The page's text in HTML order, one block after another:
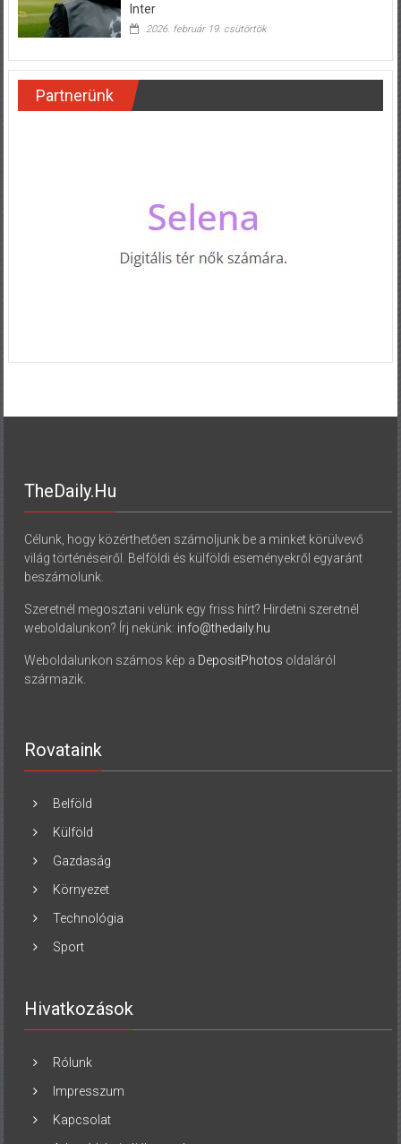
Inter
2026. február 19. csütörtök
Partnerünk
TheDaily.hu
Célunk, hogy közérthetően számoljunk be a minket körülvevő
világ történéseiről. Belföldi és külföldi eseményekről egyaránt
beszámolunk.
Szeretnél megosztani velünk egy friss hírt? Hirdetni szeretnél
weboldalunkon? Írj nekünk: info@thedaily.hu
Weboldalunkon számos kép a DepositPhotos oldaláról
származik.
Rovataink
Belföld
Külföld
Gazdaság
Környezet
Technológia
Sport
Hivatkozások
Rólunk
Impresszum
Kapcsolat